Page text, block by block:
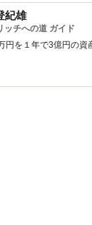
紀雄
ッチへの道 ガイド
円を１年で3億円の資